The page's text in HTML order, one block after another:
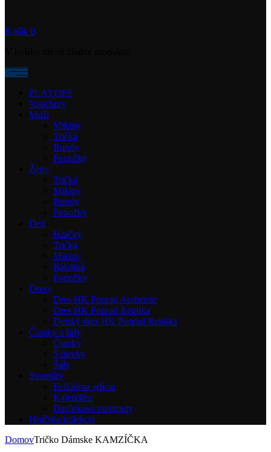
Košík 0
PLAYOFF
Vouchery
Muži
Mikiny
Tričká
Bundy
Ponožky
Ženy
Tričká
Mikiny
Bundy
Ponožky
Deti
Hračky
Tričká
Mikiny
Bábätká
Ponožky
Dresy
Dres HK Poprad Authentic
Dres HK Poprad Replika
Detský dres HK Poprad Replika
Čiapky a šály
Čiapky
Šiltovky
Šály
Suveníry
Folklórna edícia
Kalendáre
Darčekové predmety
Hráčska kolekcia
DomovTričko Dámske KAMZÍČKA